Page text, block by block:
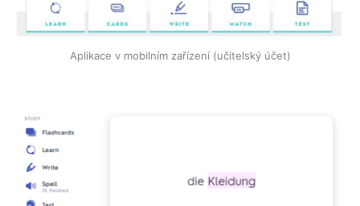
Aplikace v mobilním zařízení (učitelský účet)